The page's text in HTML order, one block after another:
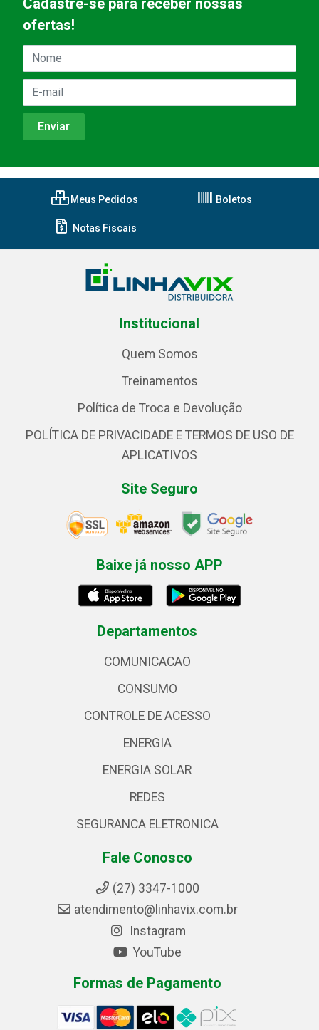
Cadastre-se para receber nossas
ofertas!
Meus Pedidos Boletos
Notas Fiscais
Institucional
Quem Somos
Treinamentos
Política de Troca e Devolução
POLÍTICA DE PRIVACIDADE E TERMOS DE USO DE
APLICATIVOS
Site Seguro
Baixe já nosso APP
Departamentos
COMUNICACAO
CONSUMO
CONTROLE DE ACESSO
ENERGIA
ENERGIA SOLAR
REDES
SEGURANCA ELETRONICA
Fale Conosco
(27) 3347-1000
atendimento@linhavix.com.br
Instagram
YouTube
Formas de Pagamento